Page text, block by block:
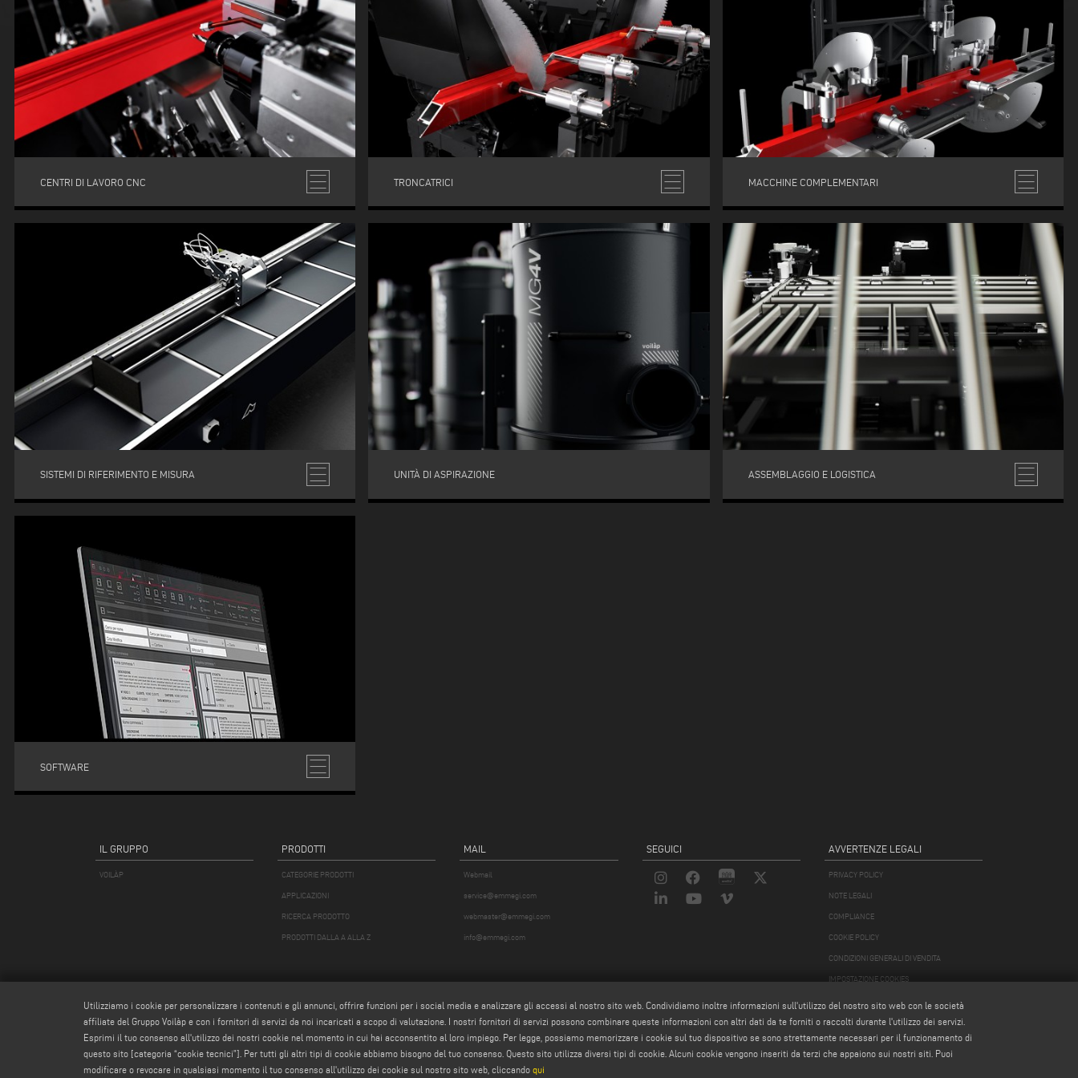
CENTRI DI LAVORO CNC TRONCATRICI MACCHINE COMPLEMENTARI
SISTEMI DI RIFERIMENTO E MISURA UNITÀ DI ASPIRAZIONE ASSEMBLAGGIO E LOGISTICA
SOFTWARE
IL GRUPPO
VOILÀP
PRODOTTI
CATEGORIE PRODOTTI
APPLICAZIONI
RICERCA PRODOTTO
PRODOTTI DALLA A ALLA Z
MAIL
Webmail
service@emmegi.com
webmaster@emmegi.com
info@emmegi.com
SEGUICI AVVERTENZE LEGALI
PRIVACY POLICY
NOTE LEGALI
COMPLIANCE
COOKIE POLICY
CONDIZIONI GENERALI DI VENDITA
IMPOSTAZIONE COOKIES
CONDIZIONI GENERALI DI DISTRIBUZIONE
Utilizziamo i cookie per personalizzare i contenuti e gli annunci, offrire funzioni per i social media e analizzare gli accessi al nostro sito web. Condividiamo inoltre informazioni sull'utilizzo del nostro sito web con le società
affiliate del Gruppo Voilàp e con i fornitori di servizi da noi incaricati a scopo di valutazione. I nostri fornitori di servizi possono combinare queste informazioni con altri dati da te forniti o raccolti durante l'utilizzo dei servizi.
Esprimi il tuo consenso all'utilizzo dei nostri cookie nel momento in cui hai acconsentito al loro impiego. Per legge, possiamo memorizzare i cookie sul tuo dispositivo se sono strettamente necessari per il funzionamento di
questo sito [categoria “cookie tecnici”]. Per tutti gli altri tipi di cookie abbiamo bisogno del tuo consenso. Questo sito utilizza diversi tipi di cookie. Alcuni cookie vengono inseriti da terzi che appaiono sui nostri siti. Puoi
modificare o revocare in qualsiasi momento il tuo consenso all'utilizzo dei cookie sul nostro sito web, cliccando qui